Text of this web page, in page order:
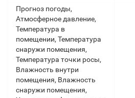
Прогноз погоды,
Атмосферное давление,
Температура в
помещении, Температура
снаружи помещения,
Температура точки росы,
Влажность внутри
помещения, Влажность
снаружи помещения,